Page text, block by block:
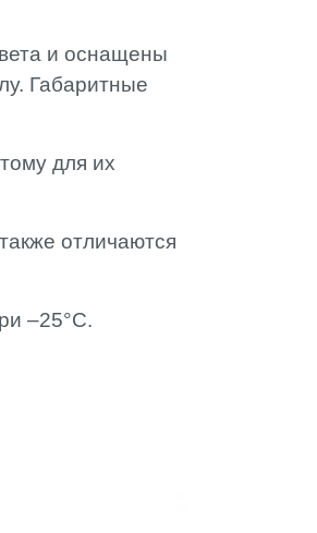
и оснащены
Габаритные
для их
отличаются
–25°C.